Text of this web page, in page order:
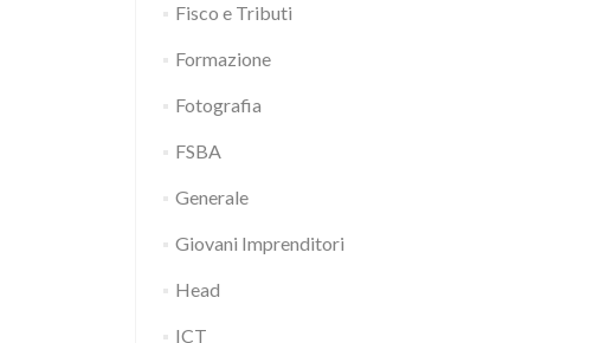
Fisco e Tributi
Formazione
Fotografia
FSBA
Generale
Giovani Imprenditori
Head
ICT